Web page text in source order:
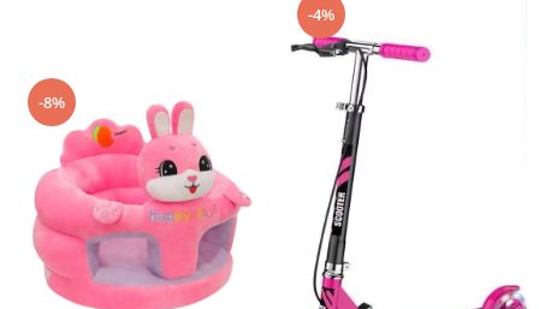
-8%
-4%